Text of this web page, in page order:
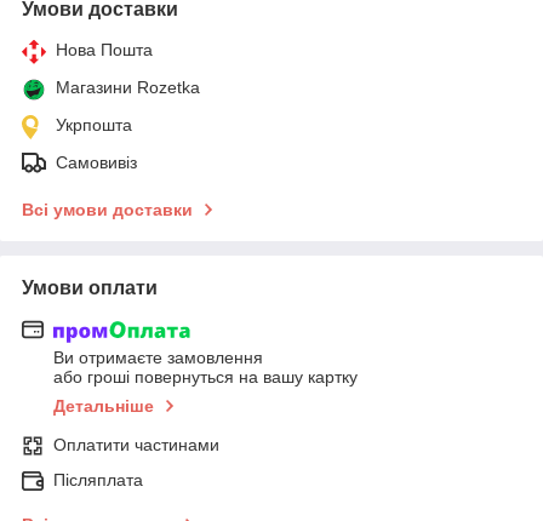
Умови доставки
Нова Пошта
Магазини Rozetka
Укрпошта
Самовивіз
Всі умови доставки
Умови оплати
Ви отримаєте замовлення
або гроші повернуться на вашу картку
Детальніше
Оплатити частинами
Післяплата